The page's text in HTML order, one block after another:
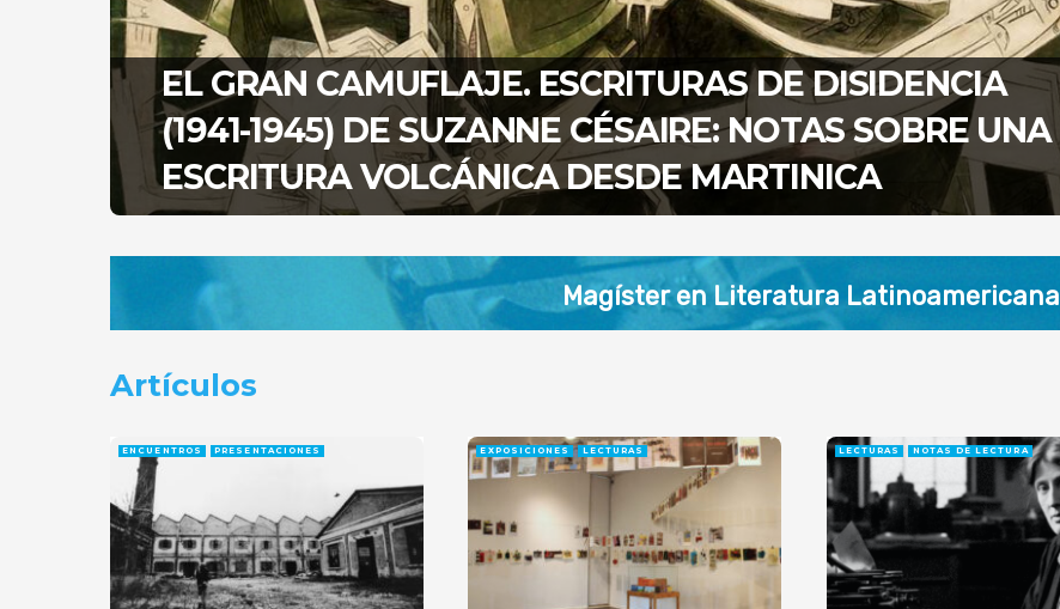
EL GRAN CAMUFLAJE. ESCRITURAS DE DISIDENCIA
(1941-1945) DE SUZANNE CÉSAIRE: NOTAS SOBRE UNA
ESCRITURA VOLCÁNICA DESDE MARTINICA
Magíster en Literatura Latinoamericana
Artículos
ENCUENTROS PRESENTACIONES EXPOSICIONES LECTURAS LECTURAS NOTAS DE LECTURA